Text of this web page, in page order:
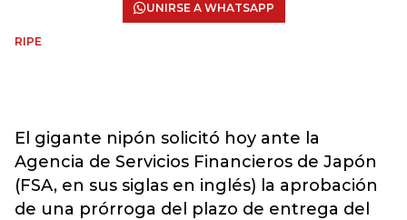
UNIRSE A WHATSAPP
RIPE
El gigante nipón solicitó hoy ante la
Agencia de Servicios Financieros de Japón
(FSA, en sus siglas en inglés) la aprobación
de una prórroga del plazo de entrega del